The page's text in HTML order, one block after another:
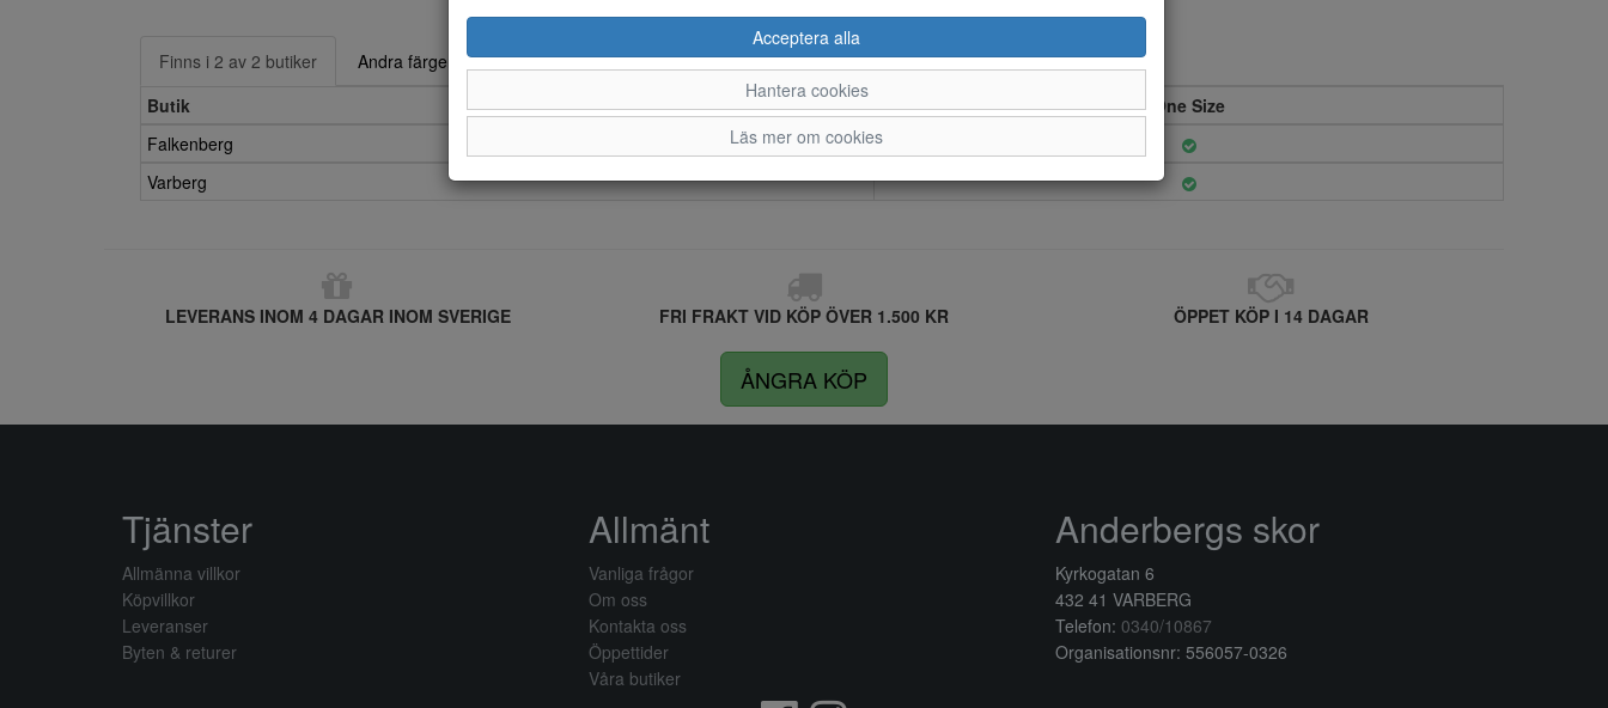
Finns i 2 av 2 butiker
Andra färger
Butik
One Size
Falkenberg
Varberg
LEVERANS INOM 4 DAGAR INOM SVERIGE FRI FRAKT VID KÖP ÖVER 1.500 KR ÖPPET KÖP I 14 DAGAR
ÅNGRA KÖP
Acceptera alla
Hantera cookies
Läs mer om cookies
Tjänster
Allmänna villkor
Köpvillkor
Leveranser
Byten & returer
Allmänt
Vanliga frågor
Om oss
Kontakta oss
Öppettider
Våra butiker
Anderbergs skor
Kyrkogatan 6
432 41 VARBERG
Telefon: 0340/10867
Organisationsnr: 556057-0326